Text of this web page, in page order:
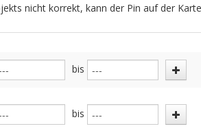
nicht korrekt, kann der Pin auf der
bis
bis